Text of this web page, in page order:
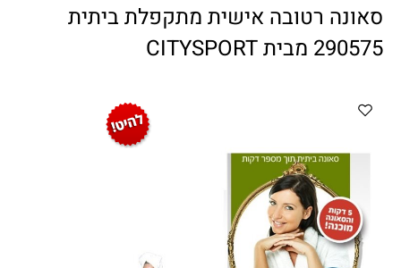
ווטצאפ (הודעות בלבד):
052-8059900
מענה טלפוני: 04-8411075
,
בין השעות 9:00-17:00
באתר
דוא"ל:citysport1@013.net
citysport2@013.net
סאונה רטובה אישית מתקפלת ביתית
290575 מבית CITYSPORT